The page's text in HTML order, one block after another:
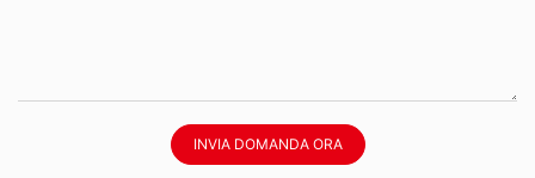
INVIA DOMANDA ORA